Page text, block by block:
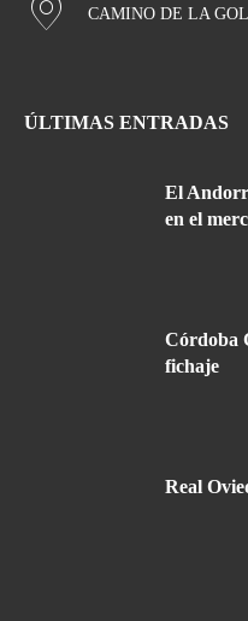
CAMINO DE LA
ÚLTIMAS ENTRADAS
El
en el
Córdoba
fichaje
Real